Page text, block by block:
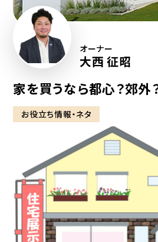
オーナー
大西 征昭
家を買うなら都心？郊外
お役立ち情報・ネタ